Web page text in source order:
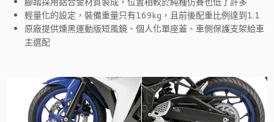
輕量化的設定，裝備重量只有169kg，且前後配重比例達到1:1
原廠提供燻黑運動版短風鏡、個人化單座蓋、車側保護支架給車
主選配